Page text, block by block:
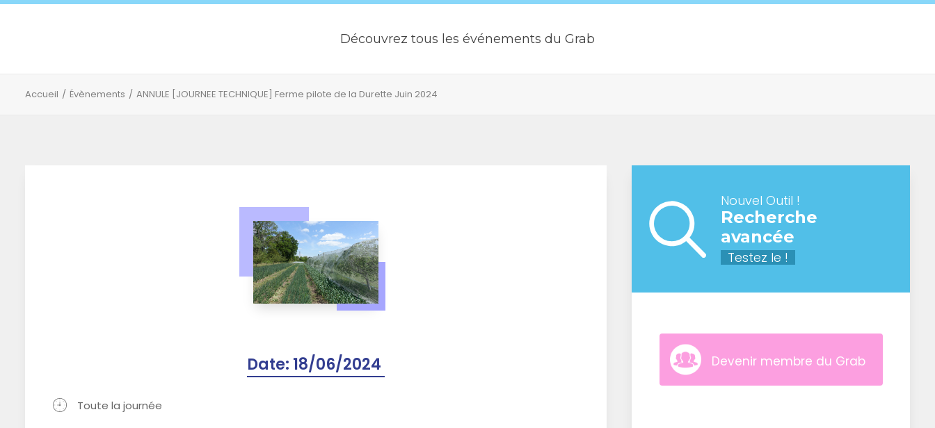
Découvrez tous les événements du Grab
Accueil Évènements ANNULE [JOURNEE TECHNIQUE] Ferme pilote de la Durette Juin 2024
Date: 18/06/2024
Toute la journée
Nouvel Outil !
Recherche
avancée
Testez le !
Devenir membre du Grab